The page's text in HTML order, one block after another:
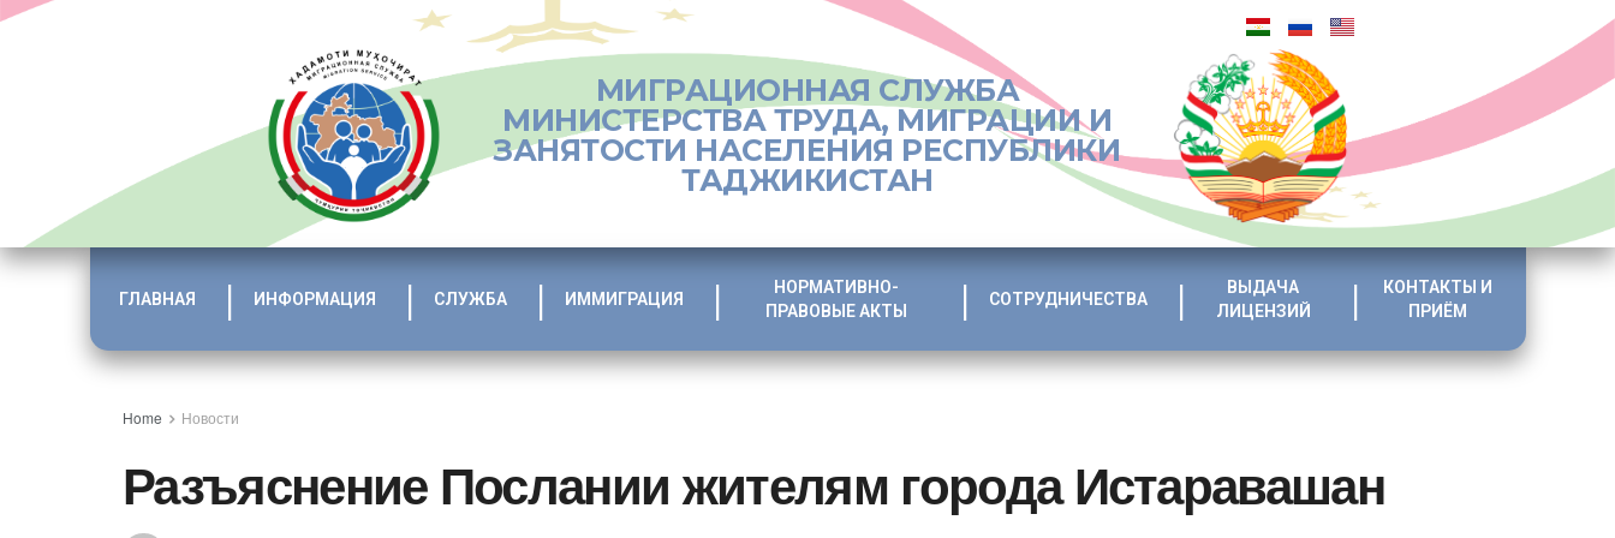
МИГРАЦИОННАЯ СЛУЖБА
МИНИСТЕРСТВА ТРУДА, МИГРАЦИИ И
ЗАНЯТОСТИ НАСЕЛЕНИЯ РЕСПУБЛИКИ
ТАДЖИКИСТАН
ГЛАВНАЯ ИНФОРМАЦИЯ СЛУЖБА ИММИГРАЦИЯ
НОРМАТИВНО-
ПРАВОВЫЕ АКТЫ
СОТРУДНИЧЕСТВА
ВЫДАЧА
ЛИЦЕНЗИЙ
КОНТАКТЫ И
ПРИЁМ
Home Новости
Разъяснение Послании жителям города Истаравашан